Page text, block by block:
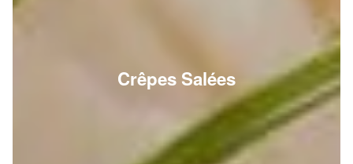
Crêpes Salées